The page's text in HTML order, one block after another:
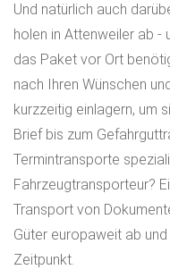
Und natürlich auch
holen in Attenweiler ab -
das Paket vor Ort
nach Ihren Wünschen
kurzzeitig einlagern, um
Brief bis zum
Termintransporte
Fahrzeugtransporteur?
Transport von
Güter europaweit ab
Zeitpunkt.